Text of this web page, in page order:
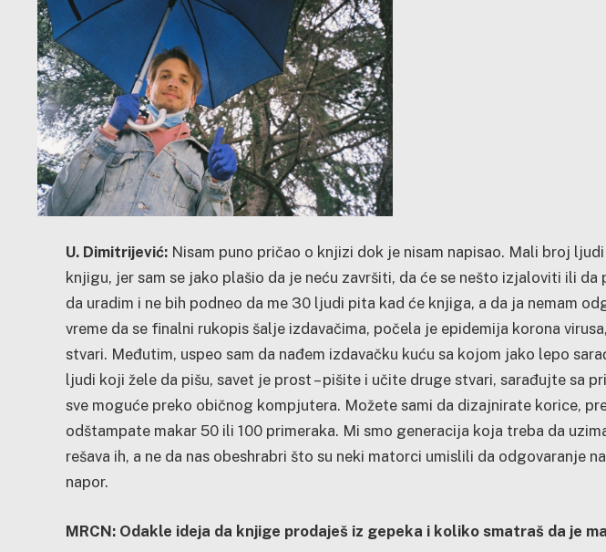
U. Dimitrijević: Nisam puno pričao o knjizi dok je nisam napisao. Mali broj
knjigu, jer sam se jako plašio da je neću završiti, da će se nešto izjaloviti ili
da uradim i ne bih podneo da me 30 ljudi pita kad će knjiga, a da ja nemam
vreme da se finalni rukopis šalje izdavačima, počela je epidemija korona
stvari. Međutim, uspeo sam da nađem izdavačku kuću sa kojom jako lepo
ljudi koji žele da pišu, savet je prost – pišite i učite druge stvari, sarađujte sa
sve moguće preko običnog kompjutera. Možete sami da dizajnirate korice,
odštampate makar 50 ili 100 primeraka. Mi smo generacija koja treba da
rešava ih, a ne da nas obeshrabri što su neki matorci umislili da odgovaranje
napor.
MRCN: Odakle ideja da knjige prodaješ iz gepeka i koliko smatraš da je